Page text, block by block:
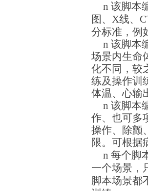
n 该脚本
图、 X线、
分标准，例
n 该脚本
场景内生命
化不同，较
练及操作训
体温、心输
n 该脚本
作、也可多
操作、除颤
限。可根据
n 每个脚
一个场景，
脚本场景都